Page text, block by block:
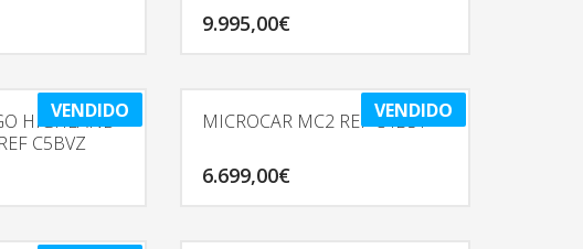
9.995,00€
VENDIDO
HIGHLAND
C5BVZ
VENDIDO
MICROCAR MC2 REF C4BST
6.699,00€